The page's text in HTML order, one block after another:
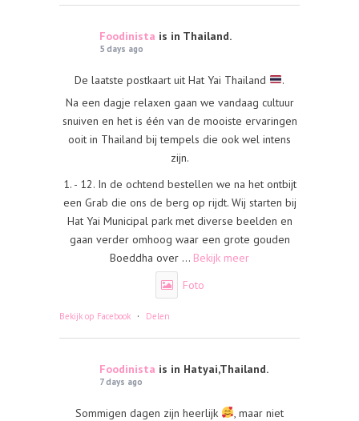
Foodinista is in Thailand.
5 days ago
De laatste postkaart uit Hat Yai Thailand
.
Na een dagje relaxen gaan we vandaag cultuur
snuiven en het is één van de mooiste ervaringen
ooit in Thailand bij tempels die ook wel intens
zijn.
1. - 12. In de ochtend bestellen we na het ontbijt
een Grab die ons de berg op rijdt. Wij starten bij
Hat Yai Municipal park met diverse beelden en
gaan verder omhoog waar een grote gouden
Boeddha over ... Bekijk meer
Foto
Bekijk op Facebook · Delen
Foodinista is in Hatyai,Thailand.
7 days ago
Sommigen dagen zijn heerlijk
, maar niet